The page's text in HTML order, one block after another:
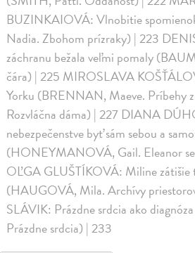
BUZINKAIOVÁ: Vlnobitie
Nadia. Zbohom prízraky) | 223
záchranu bežala veľmi pomaly
čára) | 225 MIROSLAVA
Yorku (BRENNAN, Maeve. Príbehy
Rozvláčna dáma) | 227 DIANA
nebezpečenstve byť sám sebou a
(HONEYMANOVÁ, Gail. Eleanor se
OĽGA GLUŠTÍKOVÁ: Miline zátišie
(HAUGOVÁ, Mila. Archívy
SLÁVIK: Prázdne srdcia ako
Prázdne srdcia) | 233